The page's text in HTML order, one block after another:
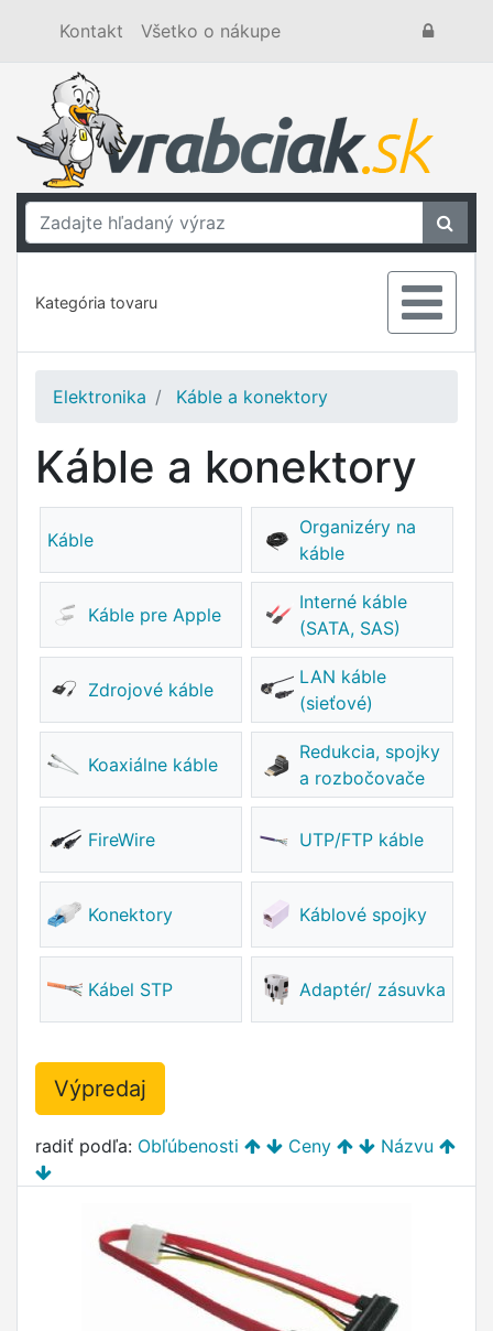
Kontakt Všetko o nákupe
Kategória tovaru
Elektronika Káble a konektory
Káble a konektory
Káble
Organizéry na
káble
Káble pre Apple
Interné káble
(SATA, SAS)
Zdrojové káble
LAN káble
(sieťové)
Koaxiálne káble
Redukcia, spojky
a rozbočovače
FireWire UTP/FTP káble
Konektory Káblové spojky
Kábel STP Adaptér/ zásuvka
Výpredaj
radiť podľa: Obľúbenosti Ceny Názvu